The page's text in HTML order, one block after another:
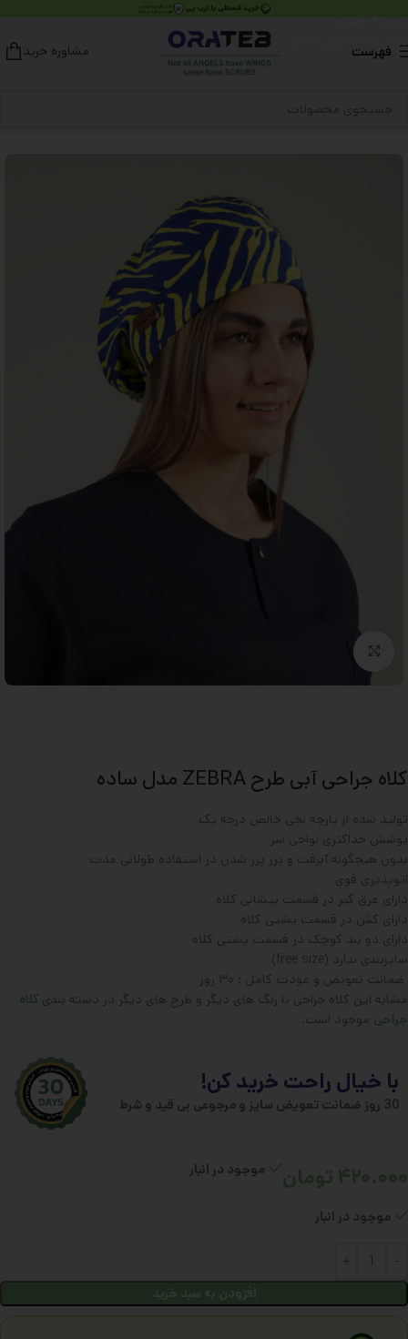
عبور به ناوبری
فهرست مشاوره خرید
بزرگنمایی تصویر
کلاه جراحی آبی طرح ZEBRA مدل ساده
تولید شده از پارچه نخی خالص درجه یک
پوشش حداکثری نواحی سر
بدون هیچگونه آبرفت و پرز پرز شدن در استفاده طولانی مدت
اتوپذیری قوی
دارای عرق گیر در قسمت پیشانی کلاه
دارای کش در قسمت پشتی کلاه
دارای دو بند کوچک در قسمت پشتی کلاه
سایزبندی ندارد (free size)
ضمانت تعویض و عودت کامل : ۳۰ روز
مشابه این کلاه جراحی با رنگ های دیگر و طرح های دیگر در دسته بندی
موجود است.
با خیال راحت خرید کن!
30 روز ضمانت تعویض سایز و مرجوعی بی قید و شرط
موجود در انبار
موجود در انبار
افزودن به سبد خرید